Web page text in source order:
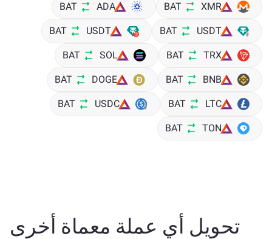
XMR
BAT
ADA
BAT
USDT
BAT
USDT
BAT
TRX
BAT
SOL
BAT
BNB
BAT
DOGE
BAT
LTC
BAT
USDC
BAT
TON
BAT
تحويل أي عملة معماة أخرى